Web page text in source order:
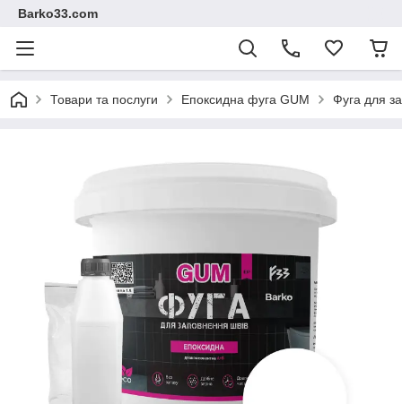
Barko33.com
Товари та послуги Епоксидна фуга GUM Фуга для